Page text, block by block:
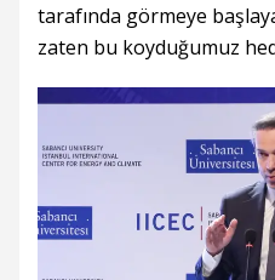
tarafında görmeye
zaten bu koyduğumuz